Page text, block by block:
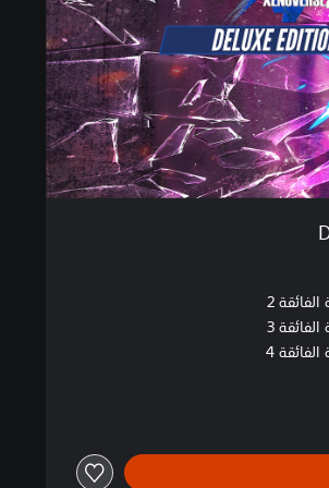
الفائقة 2
الفائقة 3
الفائقة 4